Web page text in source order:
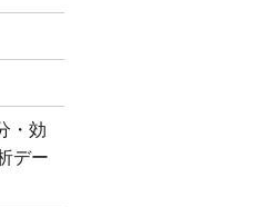
・効
デー